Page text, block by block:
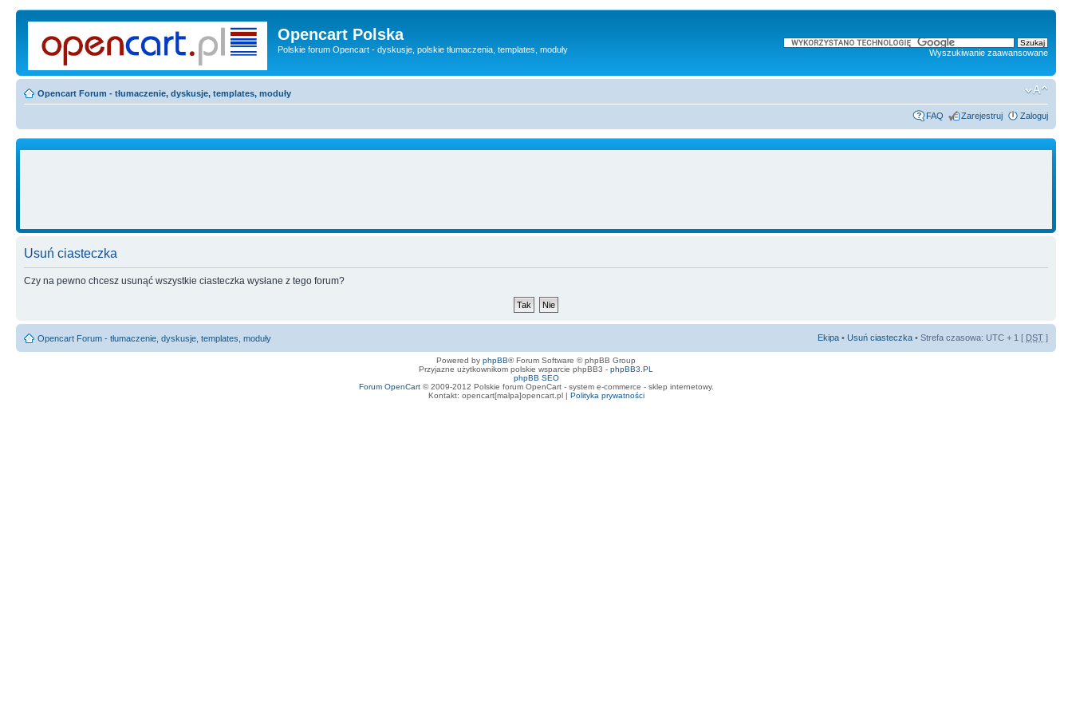
Opencart Polska
Polskie forum Opencart - dyskusje, polskie tłumaczenia, templates, moduły Wyszukiwanie zaawansowane
Opencart Forum - tłumaczenie, dyskusje, templates, moduły
FAQ Zarejestruj Zaloguj
Usuń ciasteczka
Czy na pewno chcesz usunąć wszystkie ciasteczka wysłane z tego forum?
Opencart Forum - tłumaczenie, dyskusje, templates, moduły Ekipa • Usuń ciasteczka • Strefa czasowa: UTC + 1 [ DST ]
Powered by phpBB® Forum Software © phpBB Group
Przyjazne użytkownikom polskie wsparcie phpBB3 - phpBB3.PL
phpBB SEO
Forum OpenCart© 2009-2012 Polskie forum OpenCart - system e-commerce - sklep internetowy.
Kontakt: opencart[malpa]opencart.pl | Polityka prywatności